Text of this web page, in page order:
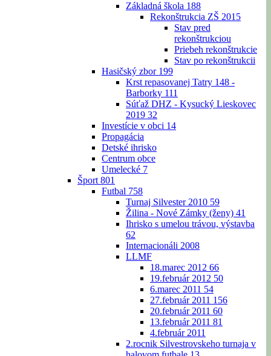
Základná škola 188
Rekonštrukcia ZŠ 2015
Stav pred
rekonštrukciou
Priebeh rekonštrukcie
Stav po rekonštrukcii
Hasičský zbor 199
Krst repasovanej Tatry 148 -
Barborky 111
Súťaž DHZ - Kysucký Lieskovec
2019 32
Investície v obci 14
Propagácia
Detské ihrisko
Centrum obce
Umelecké 7
Šport 801
Futbal 758
Turnaj Silvester 2010 59
Žilina - Nové Zámky (ženy) 41
Ihrisko s umelou trávou, výstavba
62
Internacionáli 2008
LLMF
18.marec 2012 66
19.február 2012 50
6.marec 2011 54
27.február 2011 156
20.február 2011 60
13.február 2011 81
4.február 2011
2.rocnik Silvestrovskeho turnaja v